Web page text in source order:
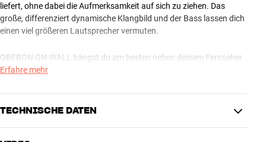
liefert, ohne dabei die Aufmerksamkeit auf sich zu ziehen. Das
große, differenziert dynamische Klangbild und der Bass lassen dich
einen viel größeren Lautsprecher vermuten.
OBERON ON-WALL hängst du am besten neben deinem Fernseher
auf. Wenn du deine Stereoanlage für TV-Audio verwendest,
Surround-Heimkino hast, kannst du OBERON ON-WALL sowohl als
Front-Lautsprecher, oder für alle anderen Surround-Kanäle nutzen,
Erfahre mehr
TECHNISCHE DATEN